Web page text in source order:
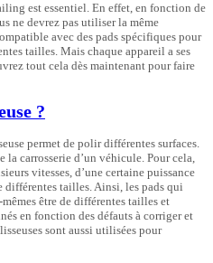
est essentiel. En effet, en fonction de
ne devrez pas utiliser la même
avec des pads spécifiques pour
tailles. Mais chaque appareil a ses
tout cela dès maintenant pour faire
?
permet de polir différentes surfaces.
la carrosserie d’un véhicule. Pour cela,
vitesses, d’une certaine puissance
tailles. Ainsi, les pads qui
être de différentes tailles et
en fonction des défauts à corriger et
sont aussi utilisées pour